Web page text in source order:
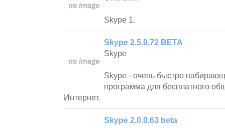
Skype 1.
Skype 2.5.0.72 BETA
Skype
Skype - очень быстро
программа для бесплатного
Интернет.
Skype 2.0.0.63 beta